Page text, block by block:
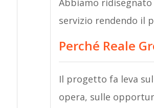
Abbiamo
servizio rendendo il
Perché Reale
Il progetto fa leva
opera, sulle